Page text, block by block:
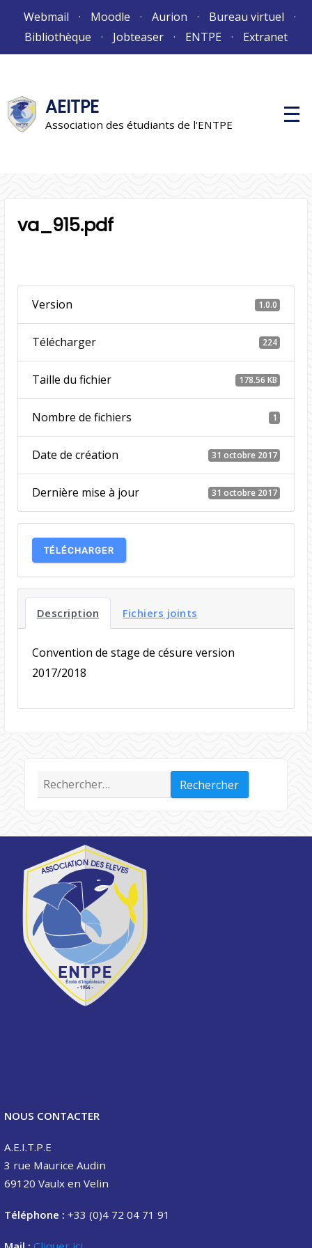
Webmail Moodle Aurion
Bureau virtuel
Bibliothèque
Jobteaser ENTPE Extranet
AEITPE
Association des étudiants de l'ENTPE
M
e
va_915.pdf
Version 1.0.0
Télécharger 224
Taille du fichier 178.56 KB
Nombre de fichiers 1
Date de création 31 octobre 2017
Dernière mise à jour 31 octobre 2017
TÉLÉCHARGER
Description Fichiers joints
Convention de stage de césure version
2017/2018
Rechercher :
NOUS CONTACTER
A.E.I.T.P.E
3 rue Maurice Audin
69120 Vaulx en Velin
Téléphone : +33 (0)4 72 04 71 91